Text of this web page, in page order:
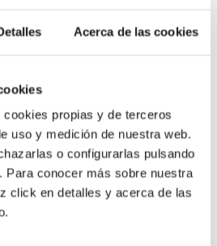
Acerca de las cookies
propias y de terceros
uso y medición de nuestra web.
o configurarlas pulsando
Para conocer más sobre nuestra
click en detalles y acerca de las
ofertas y servicios vendibles.Un
de viajes ayuda a obtener
de satisfacción